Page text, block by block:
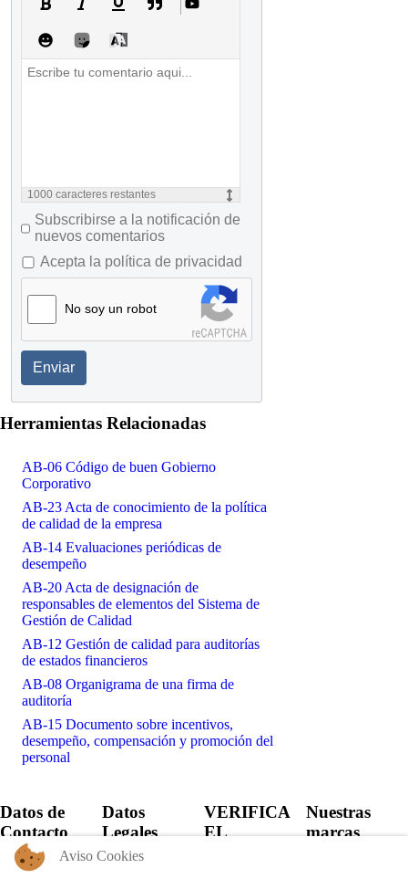
1000 caracteres restantes
Subscribirse a la notificación de
nuevos comentarios
Acepta la política de privacidad
No soy un robot
Enviar
Herramientas Relacionadas
AB-06 Código de buen Gobierno
Corporativo
AB-23 Acta de conocimiento de la política
de calidad de la empresa
AB-14 Evaluaciones periódicas de
desempeño
AB-20 Acta de designación de
responsables de elementos del Sistema de
Gestión de Calidad
AB-12 Gestión de calidad para auditorías
de estados financieros
AB-08 Organigrama de una firma de
auditoría
AB-15 Documento sobre incentivos,
desempeño, compensación y promoción del
personal
Datos de
Contacto
+57 60 1
Datos
Legales
VERIFICA
EL
Nuestras
marcas
Aviso Cookies